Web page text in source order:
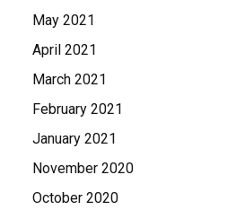
May 2021
April 2021
March 2021
February 2021
January 2021
November 2020
October 2020